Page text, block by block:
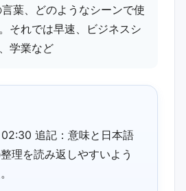
葉、どのようなシーンで使
それでは早速、ビジネスシ
学業など
追記：意味と日本語
理を読み返しやすいよう